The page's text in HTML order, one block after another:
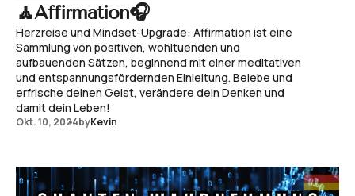
🧘Affirmation🎧
Herzreise und Mindset-Upgrade: Affirmation ist eine
Sammlung von positiven, wohltuenden und
aufbauenden Sätzen, beginnend mit einer meditativen
und entspannungsfördernden Einleitung. Belebe und
erfrische deinen Geist, verändere dein Denken und
damit dein Leben!
Okt. 10, 2024byKevin